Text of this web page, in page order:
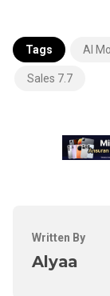
Tags AI
Sales 7.7
Written By
Alyaa